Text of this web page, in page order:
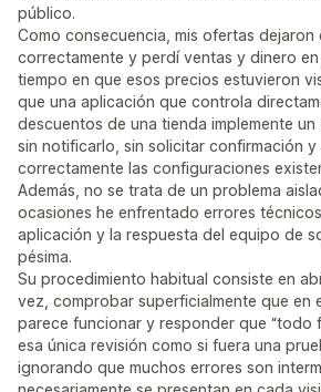
público.
Como consecuencia, mis ofertas dejaron
correctamente y perdí ventas y dinero
tiempo en que esos precios estuvieron
que una aplicación que controla
descuentos de una tienda implemente un
sin notificarlo, sin solicitar confirmación
correctamente las configuraciones
Además, no se trata de un problema
ocasiones he enfrentado errores
aplicación y la respuesta del equipo de
pésima.
Su procedimiento habitual consiste en
vez, comprobar superficialmente que en
parece funcionar y responder que “todo
esa única revisión como si fuera una
ignorando que muchos errores son